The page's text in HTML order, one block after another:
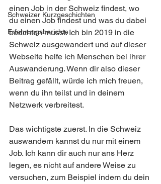
Schweizer Kurzgeschichten
Erfahrungsberichte
einen Job in der Schweiz findest, wo
du einen Job findest und was du dabei
beachten musst. Ich bin 2019 in die
Schweiz ausgewandert und auf dieser
Webseite helfe ich Menschen bei ihrer
Auswanderung. Wenn dir also dieser
Beitrag gefällt, würde ich mich freuen,
wenn du ihn teilst und in deinem
Netzwerk verbreitest.
Das wichtigste zuerst. In die Schweiz
auswandern kannst du nur mit einem
Job. Ich kann dir auch nur ans Herz
legen, es nicht auf andere Weise zu
versuchen, zum Beispiel indem du dein